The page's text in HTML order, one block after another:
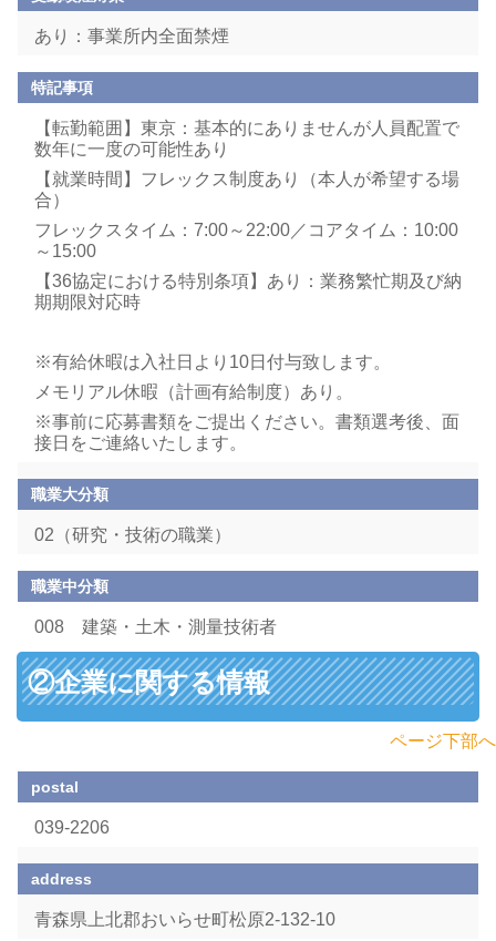
あり：事業所内全面禁煙
特記事項
【転勤範囲】東京：基本的にありませんが人員配置で
数年に一度の可能性あり
【就業時間】フレックス制度あり（本人が希望する場
合）
フレックスタイム：7:00～22:00／コアタイム：10:00
～15:00
【36協定における特別条項】あり：業務繁忙期及び納
期期限対応時
※有給休暇は入社日より10日付与致します。
メモリアル休暇（計画有給制度）あり。
※事前に応募書類をご提出ください。書類選考後、面
接日をご連絡いたします。
職業大分類
02（研究・技術の職業）
職業中分類
008 建築・土木・測量技術者
②企業に関する情報
ページ下部へ
postal
039-2206
address
青森県上北郡おいらせ町松原2-132-10